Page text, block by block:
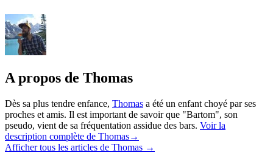
A propos de Thomas
Dès sa plus tendre enfance, Thomas a été un enfant choyé par ses
proches et amis. Il est important de savoir que "Bartom", son
pseudo, vient de sa fréquentation assidue des bars. Voir la
description complète de Thomas→
Afficher tous les articles de Thomas →